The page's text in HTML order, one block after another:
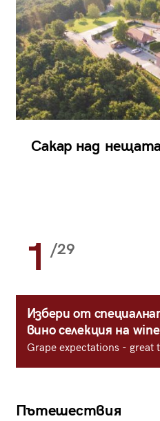
Сакар над
1 /29
Избери от
вино селекция на
Grape expectations - great
Пътешествия